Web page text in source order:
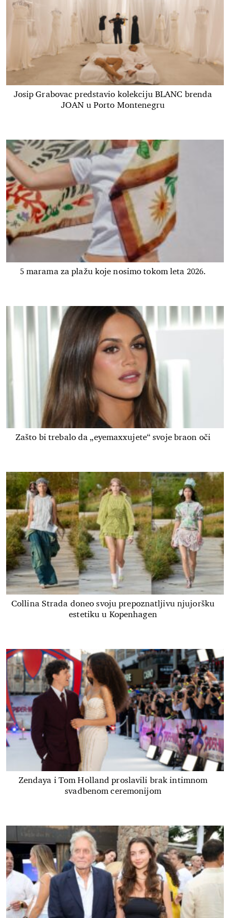
Josip Grabovac predstavio kolekciju BLANC brenda
JOAN u Porto Montenegru
5 marama za plažu koje nosimo tokom leta 2026.
Zašto bi trebalo da „eyemaxxujete“ svoje braon oči
Collina Strada doneo svoju prepoznatljivu njujoršku
estetiku u Kopenhagen
Zendaya i Tom Holland proslavili brak intimnom
svadbenom ceremonijom